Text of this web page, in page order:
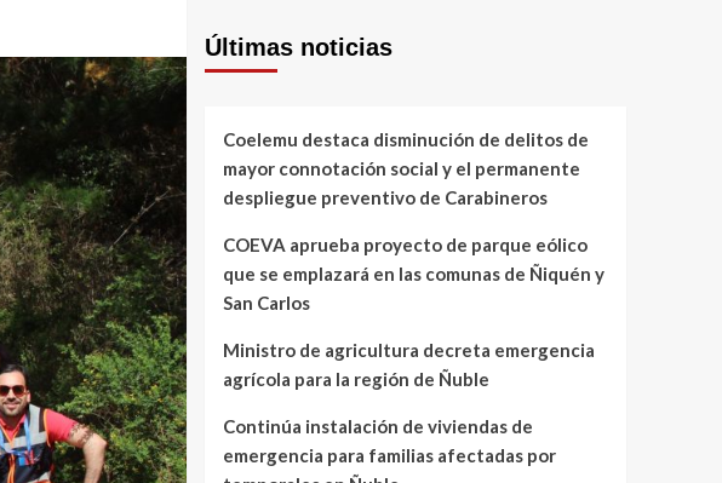
Últimas noticias
Coelemu destaca disminución de delitos de
mayor connotación social y el permanente
despliegue preventivo de Carabineros
COEVA aprueba proyecto de parque eólico
que se emplazará en las comunas de Ñiquén y
San Carlos
Ministro de agricultura decreta emergencia
agrícola para la región de Ñuble
Continúa instalación de viviendas de
emergencia para familias afectadas por